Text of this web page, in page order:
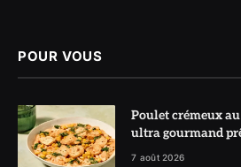
POUR VOUS
Poulet crémeux
ultra gourmand
7 août 2026